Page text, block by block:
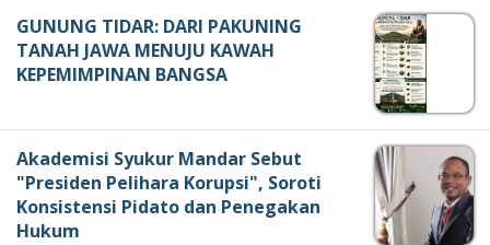
GUNUNG TIDAR: DARI PAKUNING
TANAH JAWA MENUJU KAWAH
KEPEMIMPINAN BANGSA
Akademisi Syukur Mandar Sebut
"Presiden Pelihara Korupsi", Soroti
Konsistensi Pidato dan Penegakan
Hukum